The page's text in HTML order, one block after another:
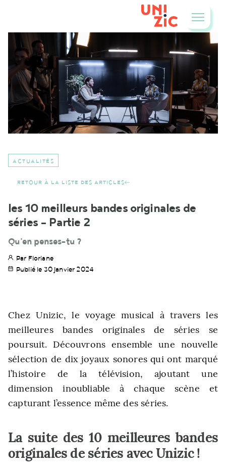
ACTUALITÉS
RETOUR À LA LISTE DES ARTICLES
les 10 meilleurs bandes originales de
séries – Partie 2
Qu'en penses-tu ?
Par Floriane
Publié le 30 janvier 2024
Chez Unizic, le voyage musical à travers les
meilleures bandes originales de séries se
poursuit. Découvrons ensemble une nouvelle
sélection de dix joyaux sonores qui ont marqué
l’histoire de la télévision, ajoutant une
dimension inoubliable à chaque scène et
capturant l’essence même des séries.
La suite des 10 meilleures bandes
originales de séries avec Unizic !